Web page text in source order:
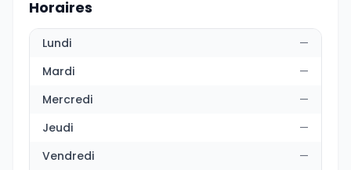
Horaires
Lundi
—
Mardi
—
Mercredi
—
Jeudi
—
Vendredi
—